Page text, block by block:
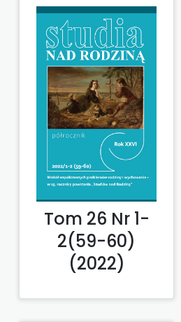
Tom 26 Nr 1-
2(59-60)
(2022)